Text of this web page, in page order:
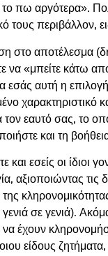
το πω αργότερα».
τους περιβάλλον,
στο αποτέλεσμα
«μπείτε κάτω
εσάς αυτή η
χαρακτηριστικό
τον εαυτό σας, το
και τη
και εσείς οι ίδιοι
αξιοποιώντας
της
σε γενιά).
έχουν
είδους